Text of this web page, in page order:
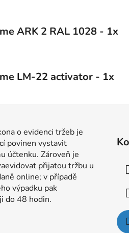
ARK 2 RAL 1028 - 1x
LM-22 activator - 1x
o evidenci tržeb je
povinen vystavit
účtenku. Zároveň je
přijatou tržbu u
online; v případě
výpadku pak
do 48 hodin.